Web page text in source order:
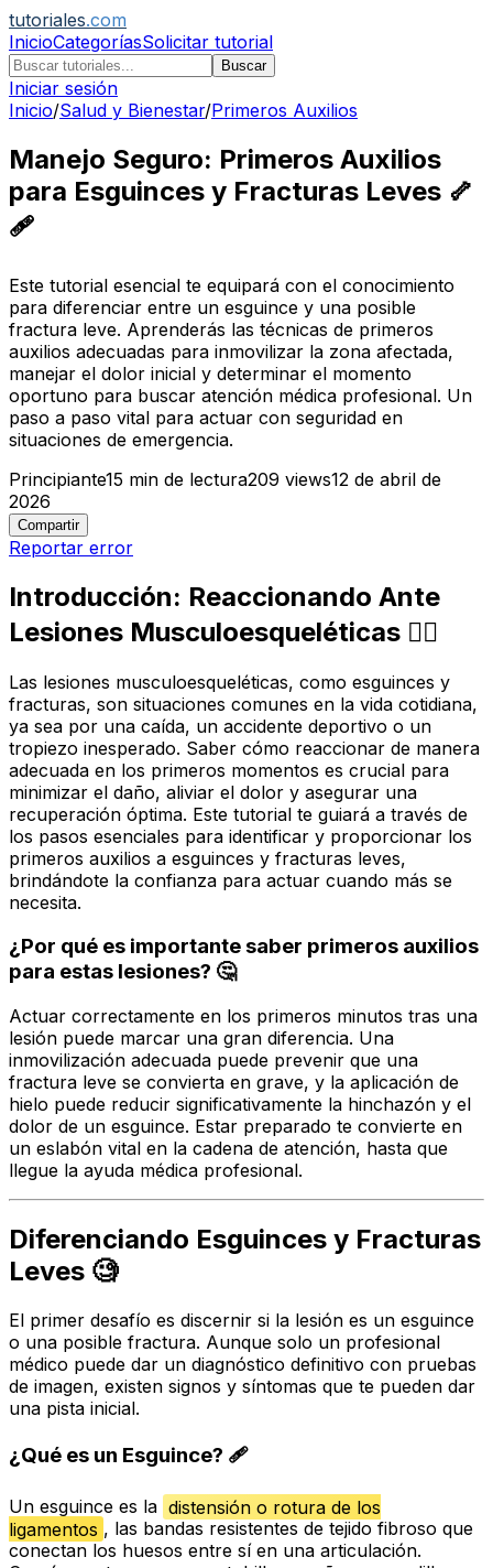
tutoriales.com
InicioCategoríasSolicitar tutorial
Buscar
Iniciar sesión
Inicio/Salud y Bienestar/Primeros Auxilios
Manejo Seguro: Primeros Auxilios
para Esguinces y Fracturas Leves 🦴
🩹
Este tutorial esencial te equipará con el conocimiento
para diferenciar entre un esguince y una posible
fractura leve. Aprenderás las técnicas de primeros
auxilios adecuadas para inmovilizar la zona afectada,
manejar el dolor inicial y determinar el momento
oportuno para buscar atención médica profesional. Un
paso a paso vital para actuar con seguridad en
situaciones de emergencia.
Principiante15 min de lectura209 views12 de abril de
2026
Compartir
Reportar error
Introducción: Reaccionando Ante
Lesiones Musculoesqueléticas 🏃‍♀️
Las lesiones musculoesqueléticas, como esguinces y
fracturas, son situaciones comunes en la vida cotidiana,
ya sea por una caída, un accidente deportivo o un
tropiezo inesperado. Saber cómo reaccionar de manera
adecuada en los primeros momentos es crucial para
minimizar el daño, aliviar el dolor y asegurar una
recuperación óptima. Este tutorial te guiará a través de
los pasos esenciales para identificar y proporcionar los
primeros auxilios a esguinces y fracturas leves,
brindándote la confianza para actuar cuando más se
necesita.
¿Por qué es importante saber primeros auxilios
para estas lesiones? 🤔
Actuar correctamente en los primeros minutos tras una
lesión puede marcar una gran diferencia. Una
inmovilización adecuada puede prevenir que una
fractura leve se convierta en grave, y la aplicación de
hielo puede reducir significativamente la hinchazón y el
dolor de un esguince. Estar preparado te convierte en
un eslabón vital en la cadena de atención, hasta que
llegue la ayuda médica profesional.
Diferenciando Esguinces y Fracturas
Leves 🧐
El primer desafío es discernir si la lesión es un esguince
o una posible fractura. Aunque solo un profesional
médico puede dar un diagnóstico definitivo con pruebas
de imagen, existen signos y síntomas que te pueden dar
una pista inicial.
¿Qué es un Esguince? 🩹
Un esguince es la distensión o rotura de los
ligamentos , las bandas resistentes de tejido fibroso que
conectan los huesos entre sí en una articulación.